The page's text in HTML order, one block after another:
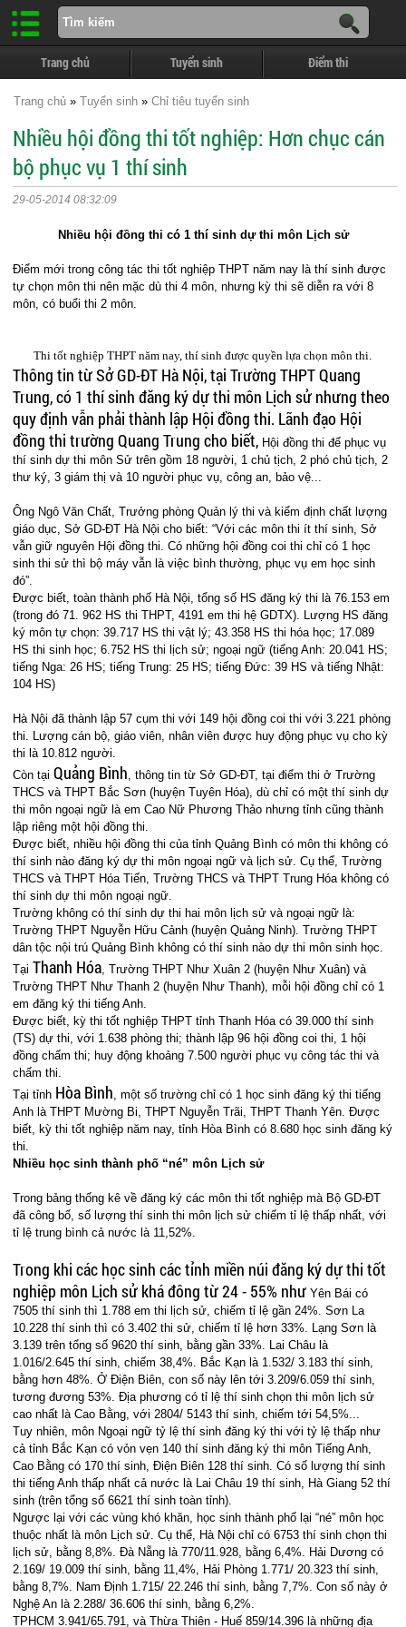
Trang chủ Tuyển sinh Điểm thi
Trang chủ » Tuyển sinh » Chỉ tiêu tuyển sinh
Nhiều hội đồng thi tốt nghiệp: Hơn chục cán
bộ phục vụ 1 thí sinh
29-05-2014 08:32:09
Nhiều hội đồng thi có 1 thí sinh dự thi môn Lịch sử
Điểm mới trong công tác thi tốt nghiệp THPT năm nay là thí sinh được
tự chọn môn thi nên mặc dù thi 4 môn, nhưng kỳ thi sẽ diễn ra với 8
môn, có buổi thi 2 môn.
Thi tốt nghiệp THPT năm nay, thí sinh được quyền lựa chọn môn thi.
Thông tin từ Sở GD-ĐT Hà Nội, tại Trường THPT Quang
Trung, có 1 thí sinh đăng ký dự thi môn Lịch sử nhưng theo
quy định vẫn phải thành lập Hội đồng thi. Lãnh đạo Hội
đồng thi trường Quang Trung cho biết, Hội đồng thi để phục vụ
thí sinh dự thi môn Sử trên gồm 18 người, 1 chủ tịch, 2 phó chủ tịch, 2
thư ký, 3 giám thị và 10 người phục vụ, công an, bảo vệ...
Ông Ngô Văn Chất, Trưởng phòng Quản lý thi và kiểm định chất lượng
giáo dục, Sở GD-ĐT Hà Nội cho biết: “Với các môn thi ít thí sinh, Sở
vẫn giữ nguyên Hội đồng thi. Có những hội đồng coi thi chỉ có 1 học
sinh thi sử thì bộ máy vẫn là việc bình thường, phục vụ em học sinh
đó”.
Được biết, toàn thành phố Hà Nội, tổng số HS đăng ký thi là 76.153 em
(trong đó 71. 962 HS thi THPT, 4191 em thi hệ GDTX). Lượng HS đăng
ký môn tự chọn: 39.717 HS thi vật lý; 43.358 HS thi hóa học; 17.089
HS thi sinh học; 6.752 HS thi lịch sử; ngoại ngữ (tiếng Anh: 20.041 HS;
tiếng Nga: 26 HS; tiếng Trung: 25 HS; tiếng Đức: 39 HS và tiếng Nhật:
104 HS)
Hà Nội đã thành lập 57 cụm thi với 149 hội đồng coi thi với 3.221 phòng
thi. Lượng cán bộ, giáo viên, nhân viên được huy động phục vụ cho kỳ
thi là 10.812 người.
Còn tạiQuảng Bình, thông tin từ Sở GD-ĐT, tại điểm thi ở Trường
THCS và THPT Bắc Sơn (huyện Tuyên Hóa), dù chỉ có một thí sinh dự
thi môn ngoại ngữ là em Cao Nữ Phương Thảo nhưng tỉnh cũng thành
lập riêng một hội đồng thi.
Được biết, nhiều hội đồng thi của tỉnh Quảng Bình có môn thi không có
thí sinh nào đăng ký dự thi môn ngoại ngữ và lịch sử. Cụ thể, Trường
THCS và THPT Hóa Tiến, Trường THCS và THPT Trung Hóa không có
thí sinh dự thi môn ngoại ngữ.
Trường không có thí sinh dự thi hai môn lịch sử và ngoại ngữ là:
Trường THPT Nguyễn Hữu Cảnh (huyện Quảng Ninh). Trường THPT
dân tộc nội trú Quảng Bình không có thí sinh nào dự thi môn sinh học.
Tại Thanh Hóa, Trường THPT Như Xuân 2 (huyện Như Xuân) và
Trường THPT Như Thanh 2 (huyện Như Thanh), mỗi hội đồng chỉ có 1
em đăng ký thi tiếng Anh.
Được biết, kỳ thi tốt nghiệp THPT tỉnh Thanh Hóa có 39.000 thí sinh
(TS) dự thi, với 1.638 phòng thi; thành lập 96 hội đồng coi thi, 1 hội
đồng chấm thi; huy động khoảng 7.500 người phục vụ công tác thi và
chấm thi.
Tại tỉnh Hòa Bình, một số trường chỉ có 1 học sinh đăng ký thi tiếng
Anh là THPT Mường Bi, THPT Nguyễn Trãi, THPT Thanh Yên. Được
biết, kỳ thi tốt nghiệp năm nay, tỉnh Hòa Bình có 8.680 học sinh đăng ký
thi.
Nhiều học sinh thành phố “né” môn Lịch sử
Trong bảng thống kê về đăng ký các môn thi tốt nghiệp mà Bộ GD-ĐT
đã công bố, số lượng thí sinh thi môn lịch sử chiếm tỉ lệ thấp nhất, với
tỉ lệ trung bình cả nước là 11,52%.
Trong khi các học sinh các tỉnh miền núi đăng ký dự thi tốt
nghiệp môn Lịch sử khá đông từ 24 - 55% như Yên Bái có
7505 thí sinh thì 1.788 em thi lịch sử, chiếm tỉ lệ gần 24%. Sơn La
10.228 thí sinh thì có 3.402 thi sử, chiếm tỉ lệ hơn 33%. Lạng Sơn là
3.139 trên tổng số 9620 thí sinh, bằng gần 33%. Lai Châu là
1.016/2.645 thí sinh, chiếm 38,4%. Bắc Kạn là 1.532/ 3.183 thí sinh,
bằng hơn 48%. Ở Điện Biên, con số này lên tới 3.209/6.059 thí sinh,
tương đương 53%. Địa phương có tỉ lệ thí sinh chọn thi môn lịch sử
cao nhất là Cao Bằng, với 2804/ 5143 thí sinh, chiếm tới 54,5%...
Tuy nhiên, môn Ngoại ngữ tỷ lệ thí sinh đăng ký thi với tỷ lệ thấp như
cả tỉnh Bắc Kạn có vỏn vẹn 140 thí sinh đăng ký thi môn Tiếng Anh,
Cao Bằng có 170 thí sinh, Điện Biên 128 thí sinh. Có số lượng thí sinh
thi tiếng Anh thấp nhất cả nước là Lai Châu 19 thí sinh, Hà Giang 52 thí
sinh (trên tổng số 6621 thí sinh toàn tỉnh).
Ngược lại với các vùng khó khăn, học sinh thành phố lại “né” môn học
thuộc nhất là môn Lịch sử. Cụ thể, Hà Nội chỉ có 6753 thí sinh chọn thi
lịch sử, bằng 8,8%. Đà Nẵng là 770/11.928, bằng 6,4%. Hải Dương có
2.169/ 19.009 thí sinh, bằng 11,4%, Hải Phòng 1.771/ 20.323 thí sinh,
bằng 8,7%. Nam Định 1.715/ 22.246 thí sinh, bằng 7,7%. Con số này ở
Nghệ An là 2.288/ 36.606 thí sinh, bằng 6,2%.
TPHCM 3.941/65.791, và Thừa Thiên - Huế 859/14.396 là những địa